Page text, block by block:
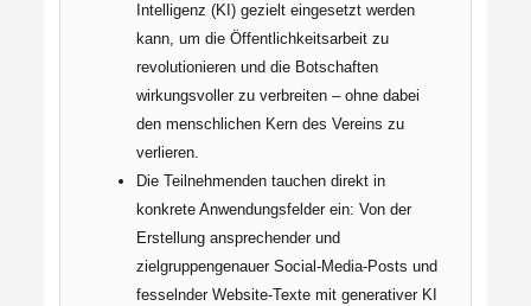
Intelligenz (KI) gezielt eingesetzt werden
kann, um die Öffentlichkeitsarbeit zu
revolutionieren und die Botschaften
wirkungsvoller zu verbreiten – ohne dabei
den menschlichen Kern des Vereins zu
verlieren.
Die Teilnehmenden tauchen direkt in
konkrete Anwendungsfelder ein: Von der
Erstellung ansprechender und
zielgruppengenauer Social-Media-Posts und
fesselnder Website-Texte mit generativer KI